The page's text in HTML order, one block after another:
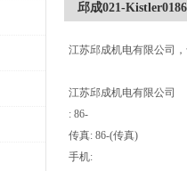
邱成021-
江苏邱成机电有限公司
江苏邱成机电有限公司
: 86-
传真: 86-(传真)
手机: